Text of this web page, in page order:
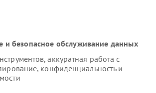
безопасное обслуживание данных
аккуратная работа с
конфиденциальность и